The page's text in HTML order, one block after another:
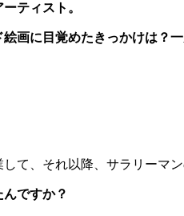
ティスト。
画に目覚めたきっかけは？
て、それ以降、サラリーマ
ですか？